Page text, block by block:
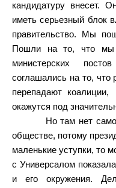
кандидатуру внесет.
иметь серьезный блок
правительство. Мы
Пошли на то, что мы
министерских
соглашались на то, что
перепадают коалиции,
окажутся под
Но там нет
обществе, потому
маленькие уступки, то
с Универсалом
и его окружения.